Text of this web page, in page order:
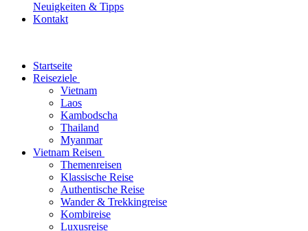
Neuigkeiten & Tipps
Kontakt
Startseite
Reiseziele
Vietnam
Laos
Kambodscha
Thailand
Myanmar
Vietnam Reisen
Themenreisen
Klassische Reise
Authentische Reise
Wander & Trekkingreise
Kombireise
Luxusreise